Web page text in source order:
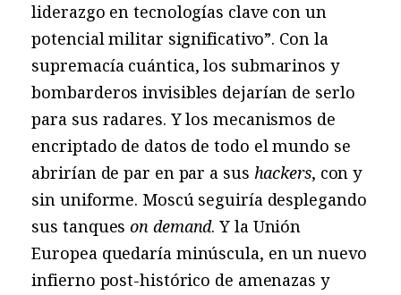
liderazgo en tecnologías clave con un
potencial militar significativo”. Con la
supremacía cuántica, los submarinos y
bombarderos invisibles dejarían de serlo
para sus radares. Y los mecanismos de
encriptado de datos de todo el mundo se
abrirían de par en par a sus hackers, con y
sin uniforme. Moscú seguiría desplegando
sus tanqueson demand. Y la Unión
Europea quedaría minúscula, en un nuevo
infierno post-histórico de amenazas y